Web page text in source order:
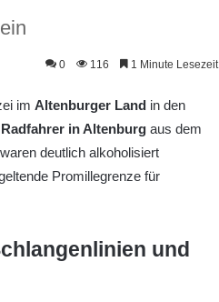
0 116 1 Minute Lesezeit
imAltenburger Land in den
in Altenburg aus dem
deutlich alkoholisiert
Promillegrenze für
und